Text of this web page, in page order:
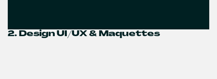
2. Design UI/UX & Maquettes